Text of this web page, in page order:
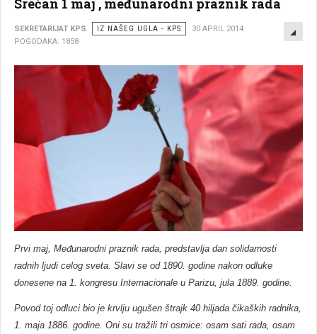
Srećan 1 maj , međunarodni praznik rada
SEKRETARIJAT KPS IZ NAŠEG UGLA - KPS
30 APRIL 2014
POGODAKA: 1858
Prvi maj, Međunarodni praznik rada, predstavlja dan solidarnosti
radnih ljudi celog sveta. Slavi se od 1890. godine nakon odluke
donesene na 1. kongresu Internacionale u Parizu, jula 1889. godine.
Povod toj odluci bio je krvlju ugušen štrajk 40 hiljada čikaških radnika,
1. maja 1886. godine. Oni su tražili tri osmice: osam sati rada, osam